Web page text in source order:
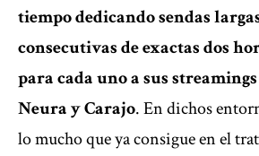
tiempo dedicando sendas
consecutivas de exactas dos
para cada uno a sus
Neura y Carajo. En dichos
lo mucho que ya consigue en el